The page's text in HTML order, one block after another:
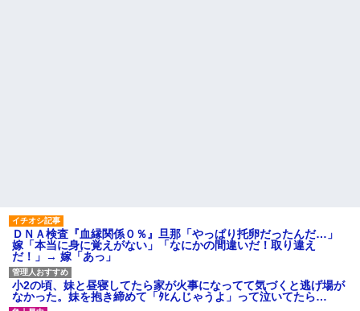
みようとしただけ☆』義兄「泥
は出てけ！二度と来るな！」結
果・・・
私「初めて飲む味だけどなん
のお茶？」彼「ちっ！」私「」
【GIF】JSのカンチョーワロ
タ
ＤＮＡ検査『血縁関係０％』旦那「やっぱり托卵だったんだ…」
嫁「本当に身に覚えがない」「なにかの間違いだ！取り違え
だ！」→ 嫁「あっ」
小2の頃、妹と昼寝してたら家が火事になってて気づくと逃げ場が
なかった。妹を抱き締めて「ﾀﾋんじゃうよ」って泣いてたら…